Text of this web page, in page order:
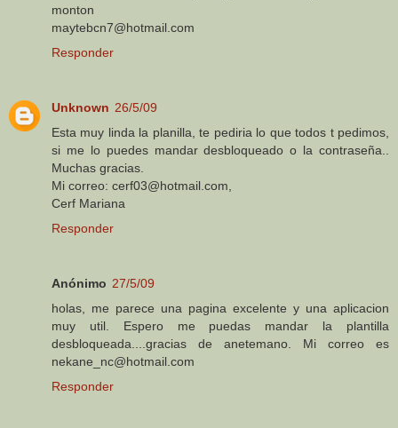
monton
maytebcn7@hotmail.com
Responder
Unknown 26/5/09
Esta muy linda la planilla, te pediria lo que todos t pedimos,
si me lo puedes mandar desbloqueado o la contraseña..
Muchas gracias.
Mi correo: cerf03@hotmail.com,
Cerf Mariana
Responder
Anónimo 27/5/09
holas, me parece una pagina excelente y una aplicacion
muy util. Espero me puedas mandar la plantilla
desbloqueada....gracias de anetemano. Mi correo es
nekane_nc@hotmail.com
Responder